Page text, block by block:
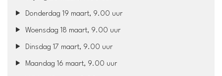
Donderdag 19 maart, 9.00 uur
Woensdag 18 maart, 9.00 uur
Dinsdag 17 maart, 9.00 uur
Maandag 16 maart, 9.00 uur